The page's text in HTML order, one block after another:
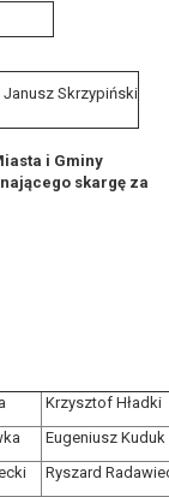
Janusz Skrzypiński
i Gminy
skargę za
Krzysztof Hładki
Eugeniusz Kuduk
Ryszard